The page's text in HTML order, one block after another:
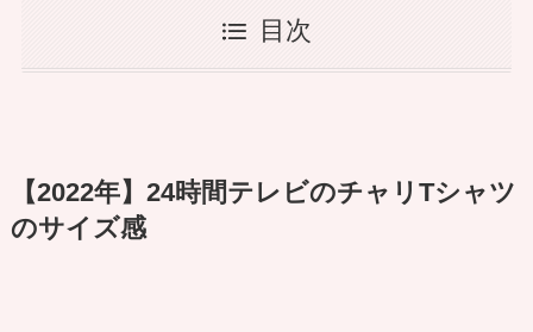
目次
【2022年】24時間テレビのチャリTシャツ
のサイズ感